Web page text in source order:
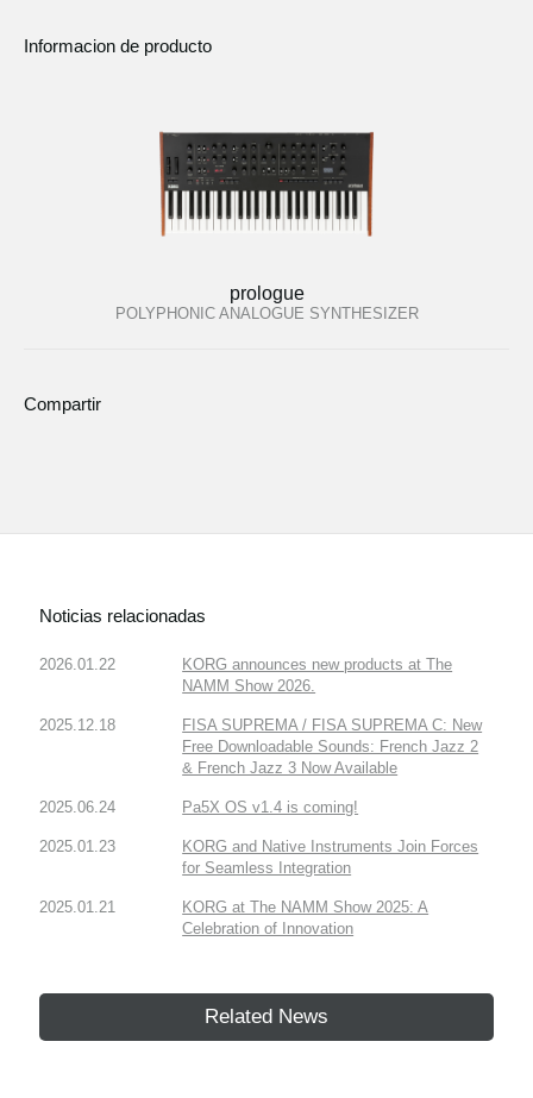
Informacion de producto
prologue
POLYPHONIC ANALOGUE SYNTHESIZER
Compartir
Noticias relacionadas
2026.01.22
KORG announces new products at The
NAMM Show 2026.
2025.12.18
FISA SUPREMA / FISA SUPREMA C: New
Free Downloadable Sounds: French Jazz 2
& French Jazz 3 Now Available
2025.06.24 Pa5X OS v1.4 is coming!
2025.01.23
KORG and Native Instruments Join Forces
for Seamless Integration
2025.01.21
KORG at The NAMM Show 2025: A
Celebration of Innovation
Related News